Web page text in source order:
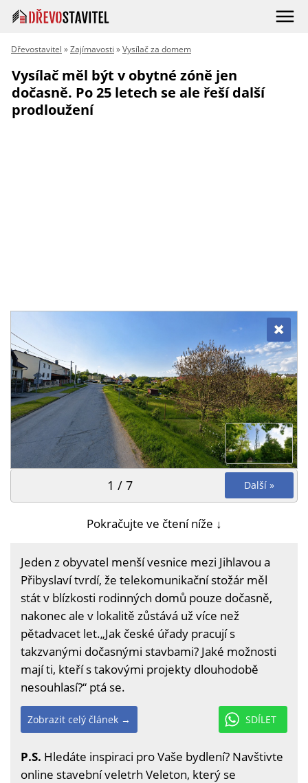
Dřevostavitel »Zajímavosti »Vysílač za domem
Vysílač měl být v obytné zóně jen
dočasně. Po 25 letech se ale řeší další
prodloužení
Další »
1 / 7
Pokračujte ve čtení níže ↓
Jeden z obyvatel menší vesnice mezi Jihlavou a
Přibyslaví tvrdí, že telekomunikační stožár měl
stát v blízkosti rodinných domů pouze dočasně,
nakonec ale v lokalitě zůstává už více než
pětadvacet let.„Jak české úřady pracují s
takzvanými dočasnými stavbami? Jaké možnosti
mají ti, kteří s takovými projekty dlouhodobě
nesouhlasí?“ ptá se.
SDÍLET
Zobrazit celý článek →
P.S. Hledáte inspiraci pro Vaše bydlení? Navštivte
online stavební veletrh Veleton, který se